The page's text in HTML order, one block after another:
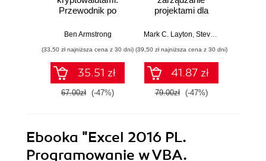
Przewodnik po
cyfrowej ekonomii
Ben Armstrong
(33,50 zł najniższa cena z 30 dni)
35.51 zł
67.00zł (-47%)
projektami dla
Wydanie III
Mark C. Layton, Steven J. Ostermiller
(39,50 zł najniższa cena z 30 dni)
41.87 zł
79.00zł (-47%)
Ebooka "Excel 2016 PL.
Programowanie w VBA.